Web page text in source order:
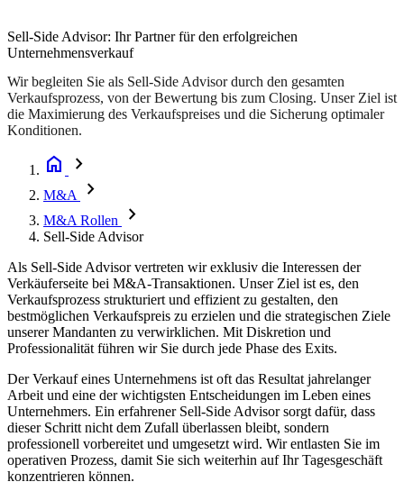
Sell-Side Advisor: Ihr Partner für den erfolgreichen
Unternehmensverkauf
Wir begleiten Sie als Sell-Side Advisor durch den gesamten
Verkaufsprozess, von der Bewertung bis zum Closing. Unser Ziel ist
die Maximierung des Verkaufspreises und die Sicherung optimaler
Konditionen.
home chevron_right
M&A chevron_right
M&A Rollen chevron_right
Sell-Side Advisor
Als Sell-Side Advisor vertreten wir exklusiv die Interessen der
Verkäuferseite bei M&A-Transaktionen. Unser Ziel ist es, den
Verkaufsprozess strukturiert und effizient zu gestalten, den
bestmöglichen Verkaufspreis zu erzielen und die strategischen Ziele
unserer Mandanten zu verwirklichen. Mit Diskretion und
Professionalität führen wir Sie durch jede Phase des Exits.
Der Verkauf eines Unternehmens ist oft das Resultat jahrelanger
Arbeit und eine der wichtigsten Entscheidungen im Leben eines
Unternehmers. Ein erfahrener Sell-Side Advisor sorgt dafür, dass
dieser Schritt nicht dem Zufall überlassen bleibt, sondern
professionell vorbereitet und umgesetzt wird. Wir entlasten Sie im
operativen Prozess, damit Sie sich weiterhin auf Ihr Tagesgeschäft
konzentrieren können.